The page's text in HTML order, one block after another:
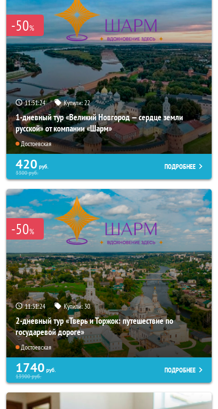
-50%
11:51:20 Купили: 22
1-дневный тур «Великий Новгород — сердце земли
русской» от компании «Шарм»
Достоевская
420 руб.
3300руб.
ПОДРОБНЕЕ
-50%
11:51:20 Купили:30
2-дневный тур «Тверь и Торжок: путешествие по
государевой дороге»
Достоевская
1740 руб.
13900руб.
ПОДРОБНЕЕ